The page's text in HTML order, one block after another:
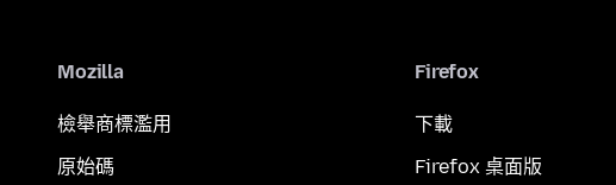
Mozilla
檢舉商標濫用
原始碼
Firefox
下載
Firefox 桌面版